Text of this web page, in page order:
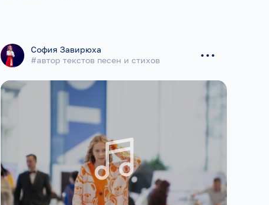
София Завирюха
#автор текстов песен и стихов
...